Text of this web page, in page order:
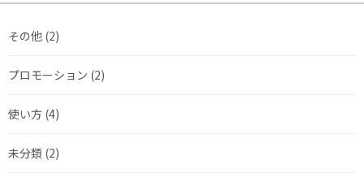
その他 (2)
プロモーション (2)
使い方 (4)
未分類 (2)